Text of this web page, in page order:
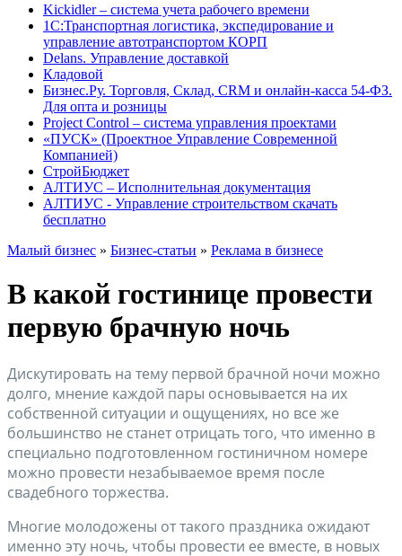
Kickidler – система учета рабочего времени
1С:Транспортная логистика, экспедирование и
управление автотранспортом КОРП
Delans. Управление доставкой
Кладовой
Бизнес.Ру. Торговля, Склад, CRM и онлайн-касса 54-ФЗ.
Для опта и розницы
Project Сontrol – система управления проектами
«ПУСК» (Проектное Управление Современной
Компанией)
СтройБюджет
АЛТИУС – Исполнительная документация
АЛТИУС - Управление строительством скачать
бесплатно
Малый бизнес » Бизнес-статьи » Реклама в бизнесе
В какой гостинице провести
первую брачную ночь
Дискутировать на тему первой брачной ночи можно
долго, мнение каждой пары основывается на их
собственной ситуации и ощущениях, но все же
большинство не станет отрицать того, что именно в
специально подготовленном гостиничном номере
можно провести незабываемое время после
свадебного торжества.
Многие молодожены от такого праздника ожидают
именно эту ночь, чтобы провести ее вместе, в новых